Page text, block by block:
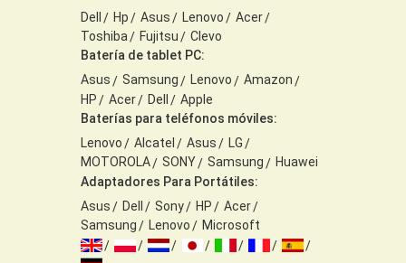
Dell Hp Asus Lenovo
Acer
Toshiba
Fujitsu
Clevo
Batería de tablet PC:
Asus
Samsung Lenovo
Amazon
HP
Acer Dell
Apple
Baterías para teléfonos móviles:
Lenovo
Alcatel Asus
LG
MOTOROLA
SONY Samsung
Huawei
Adaptadores Para Portátiles:
Asus
Dell Sony HP
Acer
Samsung
Lenovo Microsoft